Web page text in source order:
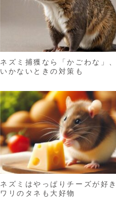
ネズミ捕獲なら「かごわな」
いかないときの対策も
ネズミはやっぱりチーズが好
ワリのタネも大好物